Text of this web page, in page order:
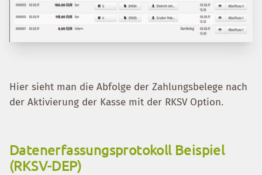
Hier sieht man die Abfolge der Zahlungsbelege nach
der Aktivierung der Kasse mit der RKSV Option.
Datenerfassungsprotokoll Beispiel
(RKSV-DEP)